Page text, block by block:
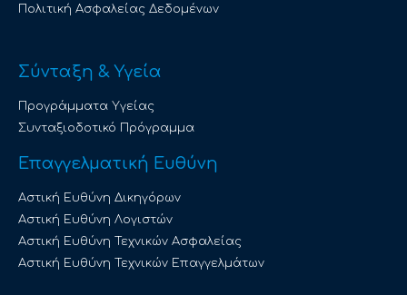
Πολιτική Ασφαλείας Δεδομένων
Σύνταξη & Υγεία
Προγράμματα Υγείας
Συνταξιοδοτικό Πρόγραμμα
Επαγγελματική Ευθύνη
Αστική Ευθύνη Δικηγόρων
Αστική Ευθύνη Λογιστών
Αστική Ευθύνη Τεχνικών Ασφαλείας
Αστική Ευθύνη Τεχνικών Επαγγελμάτων